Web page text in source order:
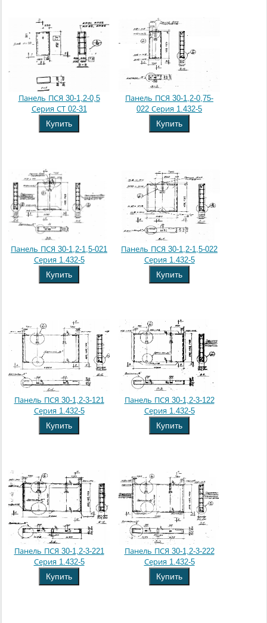
Панель ПСЯ 30-1,2-0,5
Серия СТ 02-31
Купить
Панель ПСЯ 30-1,2-0,75-
022 Серия 1.432-5
Купить
Панель ПСЯ 30-1,2-1,5-021
Серия 1.432-5
Купить
Панель ПСЯ 30-1,2-1,5-022
Серия 1.432-5
Купить
Панель ПСЯ 30-1,2-3-121
Серия 1.432-5
Купить
Панель ПСЯ 30-1,2-3-122
Серия 1.432-5
Купить
Панель ПСЯ 30-1,2-3-221
Серия 1.432-5
Купить
Панель ПСЯ 30-1,2-3-222
Серия 1.432-5
Купить